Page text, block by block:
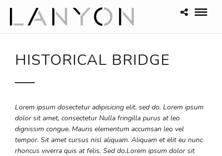
HISTORICAL BRIDGE
Lorem ipsum dosectetur adipisicing elit, sed do. Lorem ipsum
dolor sit amet, consectetur Nulla fringilla purus at leo
dignissim congue. Mauris elementum accumsan leo vel
tempor. Sit amet cursus nisl aliquam. Aliquam et elit eu nunc
rhoncus viverra quis at felis. Sed do.Lorem ipsum dolor sit